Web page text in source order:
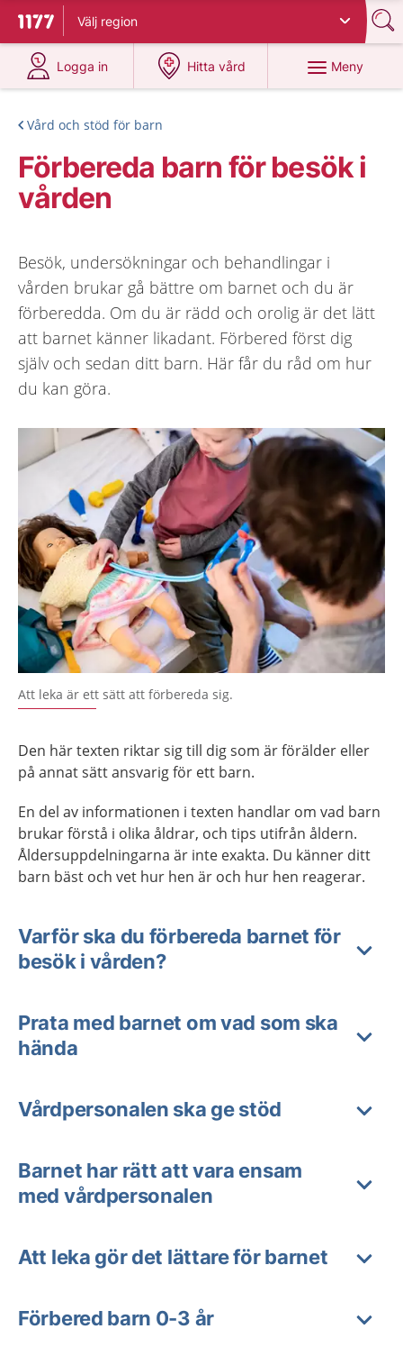
Till startsidan för 1177
Välj region
Logga in
på 1177.se
Hitta vård
på 1177.se
Meny
Vård och stöd för barn
Förbereda barn för besök i
vården
Besök, undersökningar och behandlingar i
vården brukar gå bättre om barnet och du är
förberedda. Om du är rädd och orolig är det lätt
att barnet känner likadant. Förbered först dig
själv och sedan ditt barn. Här får du råd om hur
du kan göra.
Att leka är ett sätt att förbereda sig.
Den här texten riktar sig till dig som är förälder eller
på annat sätt ansvarig för ett barn.
En del av informationen i texten handlar om vad barn
brukar förstå i olika åldrar, och tips utifrån åldern.
Åldersuppdelningarna är inte exakta. Du känner ditt
barn bäst och vet hur hen är och hur hen reagerar.
Varför ska du förbereda barnet för
besök i vården?
Prata med barnet om vad som ska
hända
Vårdpersonalen ska ge stöd
Barnet har rätt att vara ensam
med vårdpersonalen
Att leka gör det lättare för barnet
Förbered barn 0-3 år